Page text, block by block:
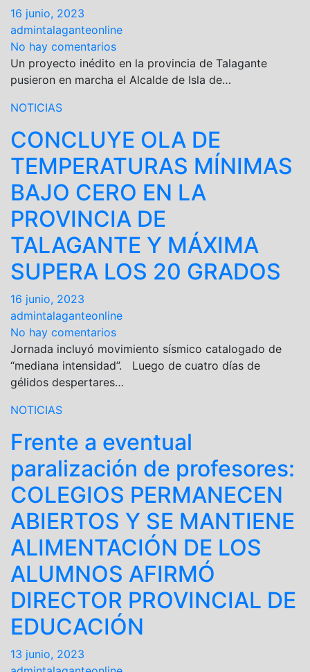
16 junio, 2023
admintalaganteonline
No hay comentarios
Un proyecto inédito en la provincia de Talagante
pusieron en marcha el Alcalde de Isla de…
NOTICIAS
CONCLUYE OLA DE
TEMPERATURAS MÍNIMAS
BAJO CERO EN LA
PROVINCIA DE
TALAGANTE Y MÁXIMA
SUPERA LOS 20 GRADOS
16 junio, 2023
admintalaganteonline
No hay comentarios
Jornada incluyó movimiento sísmico catalogado de
“mediana intensidad”. Luego de cuatro días de
gélidos despertares…
NOTICIAS
Frente a eventual
paralización de profesores:
COLEGIOS PERMANECEN
ABIERTOS Y SE MANTIENE
ALIMENTACIÓN DE LOS
ALUMNOS AFIRMÓ
DIRECTOR PROVINCIAL DE
EDUCACIÓN
13 junio, 2023